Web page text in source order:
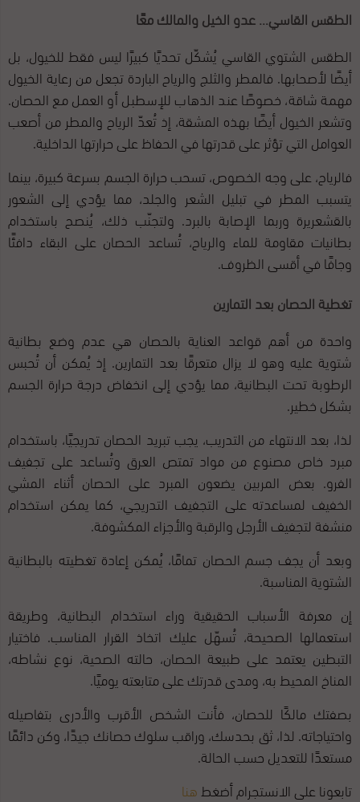
الطقس القاسي… عدو الخيل والمالك معًا
الطقس الشتوي القاسي يُشكّل تحديًا كبيرًا ليس فقط للخيول، بل
أيضًا لأصحابها. فالمطر والثلج والرياح الباردة تجعل من رعاية الخيول
مهمة شاقة، خصوصًا عند الذهاب للإسطبل أو العمل مع الحصان.
وتشعر الخيول أيضًا بهذه المشقة، إذ تُعدّ الرياح والمطر من أصعب
العوامل التي تؤثر على قدرتها في الحفاظ على حرارتها الداخلية.
فالرياح، على وجه الخصوص، تسحب حرارة الجسم بسرعة كبيرة، بينما
يتسبب المطر في تبليل الشعر والجلد، مما يؤدي إلى الشعور
بالقشعريرة وربما الإصابة بالبرد. ولتجنّب ذلك، يُنصح باستخدام
بطانيات مقاومة للماء والرياح، تُساعد الحصان على البقاء دافئًا
وجافًا في أقسى الظروف.
تغطية الحصان بعد التمارين
واحدة من أهم قواعد العناية بالحصان هي عدم وضع بطانية
شتوية عليه وهو لا يزال متعرقًا بعد التمارين. إذ يُمكن أن تُحبس
الرطوبة تحت البطانية، مما يؤدي إلى انخفاض درجة حرارة الجسم
بشكل خطير.
لذا، بعد الانتهاء من التدريب، يجب تبريد الحصان تدريجيًا، باستخدام
مبرد خاص مصنوع من مواد تمتص العرق وتُساعد على تجفيف
الفرو. بعض المربين يضعون المبرد على الحصان أثناء المشي
الخفيف لمساعدته على التجفيف التدريجي، كما يمكن استخدام
منشفة لتجفيف الأرجل والرقبة والأجزاء المكشوفة.
وبعد أن يجف جسم الحصان تمامًا، يُمكن إعادة تغطيته بالبطانية
الشتوية المناسبة.
إن معرفة الأسباب الحقيقية وراء استخدام البطانية، وطريقة
استعمالها الصحيحة، تُسهّل عليك اتخاذ القرار المناسب. فاختيار
التبطين يعتمد على طبيعة الحصان، حالته الصحية، نوع نشاطه،
المناخ المحيط به، ومدى قدرتك على متابعته يوميًا.
بصفتك مالكًا للحصان، فأنت الشخص الأقرب والأدرى بتفاصيله
واحتياجاته. لذا، ثق بحدسك، وراقب سلوك حصانك جيدًا، وكن دائمًا
مستعدًا للتعديل حسب الحالة.
تابعونا على الانستجرام أضغط هنا